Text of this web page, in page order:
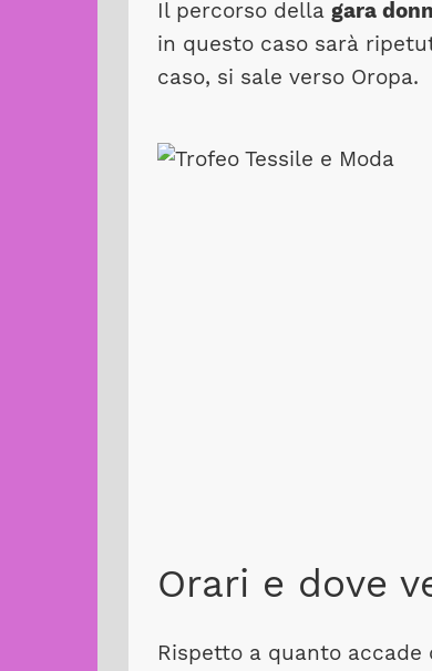
Il percorso della gara
in questo caso sarà
caso, si sale verso Oropa.
Orari e dove
Rispetto a quanto accade